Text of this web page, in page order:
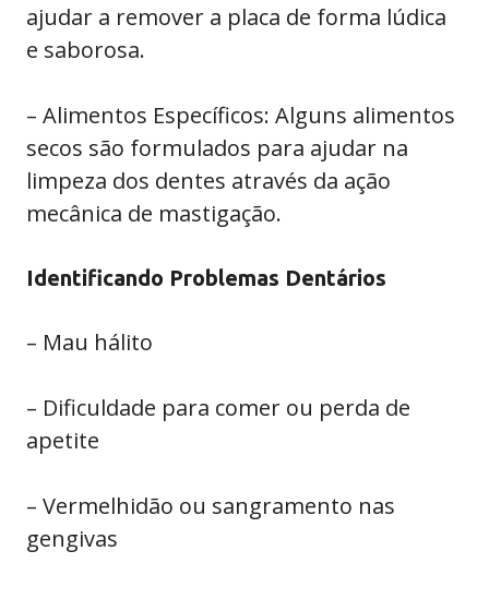
ajudar a remover a placa de forma lúdica
e saborosa.
– Alimentos Específicos: Alguns alimentos
secos são formulados para ajudar na
limpeza dos dentes através da ação
mecânica de mastigação.
Identificando Problemas Dentários
– Mau hálito
– Dificuldade para comer ou perda de
apetite
– Vermelhidão ou sangramento nas
gengivas